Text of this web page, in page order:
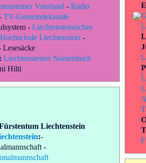
Vaterland - Radio
TV-Gemeindekanäle
- Liechtensteinisches
Hochschule Liechtenstein -
Lesesäcke
Liechtensteiner Namenbuch
Hilti
Liechtenstein
:-
-